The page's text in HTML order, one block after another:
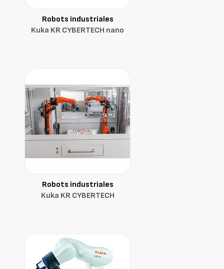
Robots industriales
Kuka KR CYBERTECH nano
Robots industriales
Kuka KR CYBERTECH